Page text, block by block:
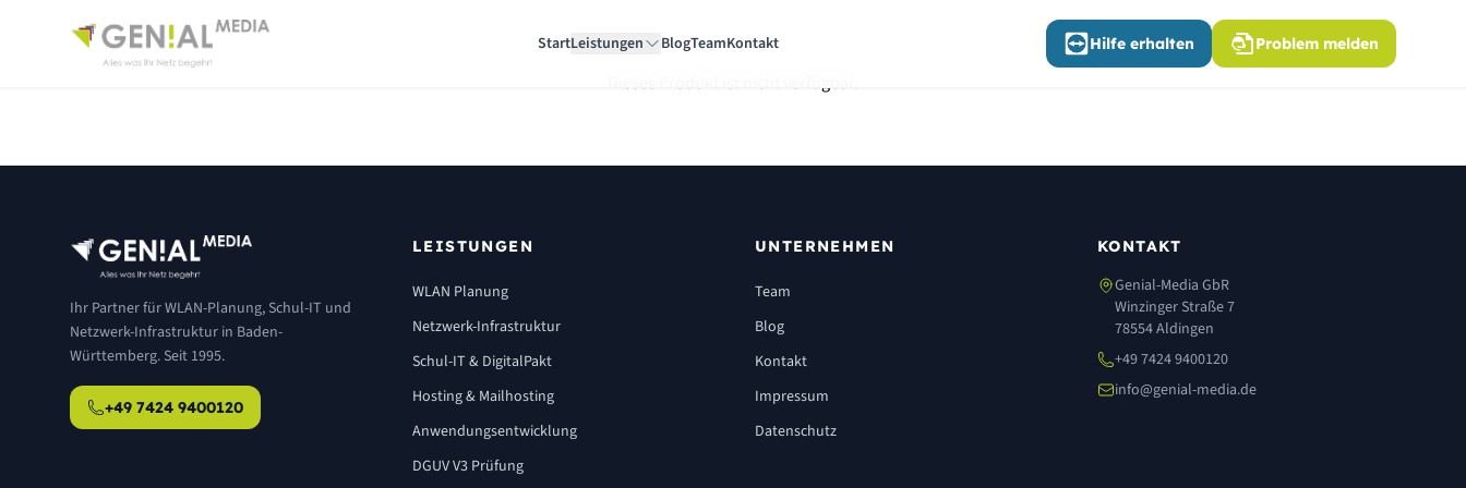
StartLeistungen BlogTeamKontakt Hilfe erhalten Problem melden
Dieses Produkt ist nicht verfügbar.
Ihr Partner für WLAN-Planung, Schul-IT und
Netzwerk-Infrastruktur in Baden-
Württemberg. Seit 1995.
+49 7424 9400120
LEISTUNGEN
WLAN Planung
Netzwerk-Infrastruktur
Schul-IT & DigitalPakt
Hosting & Mailhosting
Anwendungsentwicklung
DGUV V3 Prüfung
UNTERNEHMEN
Team
Blog
Kontakt
Impressum
Datenschutz
KONTAKT
Genial-Media GbR
Winzinger Straße 7
78554 Aldingen
+49 7424 9400120
info@genial-media.de